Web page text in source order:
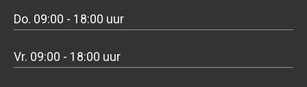
Do. 09:00 - 18:00 uur
Vr. 09:00 - 18:00 uur